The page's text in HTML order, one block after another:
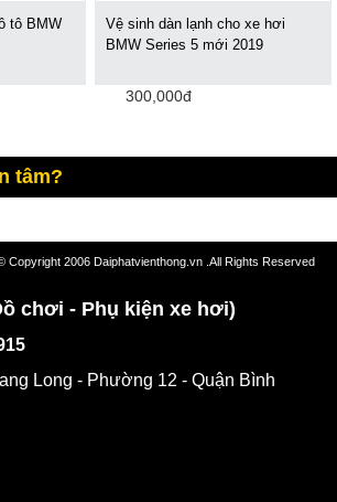
tô BMW
Vệ sinh dàn lạnh cho xe hơi
BMW Series 5 mới 2019
300,000đ
tâm?
Copyright 2006 Daiphatvienthong.vn .All Rights Reserved
chơi - Phụ kiện xe hơi)
Long - Phường 12 - Quận Bình